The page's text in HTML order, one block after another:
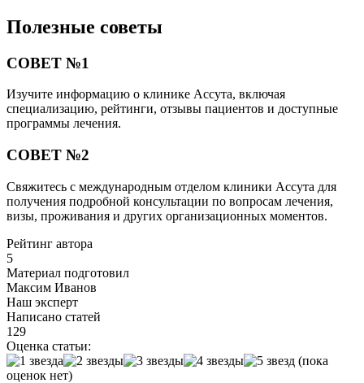
Полезные советы
СОВЕТ №1
Изучите информацию о клинике Ассута, включая
специализацию, рейтинги, отзывы пациентов и доступные
программы лечения.
СОВЕТ №2
Свяжитесь с международным отделом клиники Ассута для
получения подробной консультации по вопросам лечения,
визы, проживания и других организационных моментов.
Рейтинг автора
5
Материал подготовил
Максим Иванов
Наш эксперт
Написано статей
129
Оценка статьи:
(пока
оценок нет)